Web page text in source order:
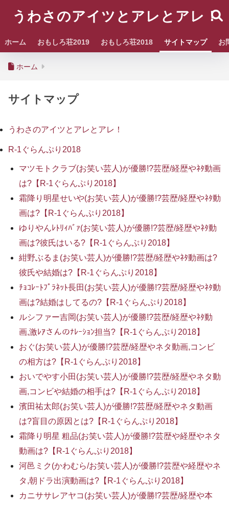
うわさのアイツとアレとアレ！
ホーム おもしろ荘2019 おもしろ荘2018 サイトマップ お
ホーム
サイトマップ
うわさのアイツとアレとアレ！
R-1ぐらんぷり2018
マツモトクラブ(お笑い芸人)が優勝!?芸歴/経歴やﾈﾀ動画
は?【R-1ぐらんぷり2018】
霜降り明星せいや(お笑い芸人)が優勝!?芸歴/経歴やﾈﾀ動
画は?【R-1ぐらんぷり2018】
ゆりやんﾚﾄﾘｨﾊﾞｧ(お笑い芸人)が優勝!?芸歴/経歴やﾈﾀ動
画は?彼氏はいる?【R-1ぐらんぷり2018】
紺野ぶるま(お笑い芸人)が優勝!?芸歴/経歴やﾈﾀ動画は?
彼氏や結婚は?【R-1ぐらんぷり2018】
ﾁｮｺﾚｰﾄﾌﾟﾗﾈｯﾄ長田(お笑い芸人)が優勝!?芸歴/経歴やﾈﾀ動
画は?結婚はしてるの?【R-1ぐらんぷり2018】
ルシファー吉岡(お笑い芸人)が優勝!?芸歴/経歴やﾈﾀ動
画,激ﾚｱさんのﾅﾚｰｼｮﾝ担当?【R-1ぐらんぷり2018】
おぐ(お笑い芸人)が優勝!?芸歴/経歴やネタ動画,コンビ
の相方は?【R-1ぐらんぷり2018】
おいでやす小田(お笑い芸人)が優勝!?芸歴/経歴やネタ動
画,コンビや結婚の相手は?【R-1ぐらんぷり2018】
濱田祐太郎(お笑い芸人)が優勝!?芸歴/経歴やネタ動画
は?盲目の原因とは?【R-1ぐらんぷり2018】
霜降り明星 粗品(お笑い芸人)が優勝!?芸歴や経歴やネタ
動画は?【R-1ぐらんぷり2018】
河邑ミク(かわむら/お笑い芸人)が優勝!?芸歴や経歴やネ
タ,朝ドラ出演動画は?【R-1ぐらんぷり2018】
カニササレアヤコ(お笑い芸人)が優勝!?芸歴/経歴や本